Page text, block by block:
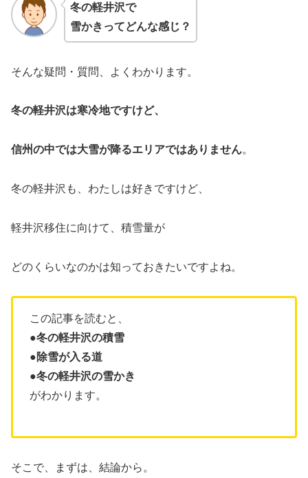
冬の軽井沢で
雪かきってどんな感じ？
そんな疑問・質問、よくわかります。
冬の軽井沢は寒冷地ですけど、
信州の中では大雪が降るエリアではありません。
冬の軽井沢も、わたしは好きですけど、
軽井沢移住に向けて、積雪量が
どのくらいなのかは知っておきたいですよね。
この記事を読むと、
●冬の軽井沢の積雪
●除雪が入る道
●冬の軽井沢の雪かき
がわかります。
そこで、まずは、結論から。